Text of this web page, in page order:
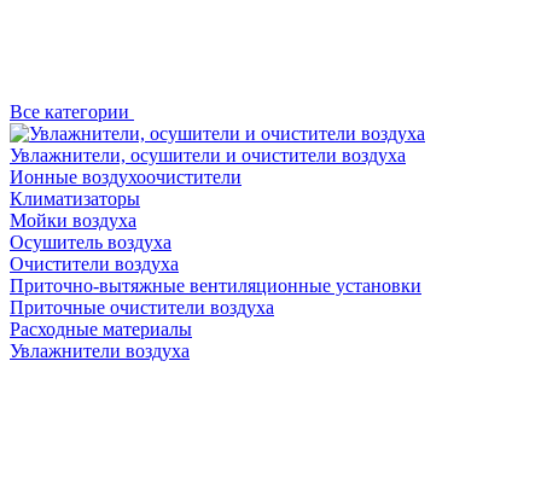
Все категории
Увлажнители, осушители и очистители воздуха
Ионные воздухоочистители
Климатизаторы
Мойки воздуха
Осушитель воздуха
Очистители воздуха
Приточно-вытяжные вентиляционные установки
Приточные очистители воздуха
Расходные материалы
Увлажнители воздуха